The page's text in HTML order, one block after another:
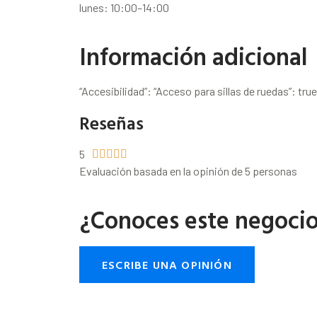
lunes: 10:00–14:00
Información adicional
“Accesibilidad”: “Acceso para sillas de ruedas”:
Reseñas
5     
Evaluación basada en la opinión de 5 personas
¿Conoces este
ESCRIBE UNA OPINIÓN